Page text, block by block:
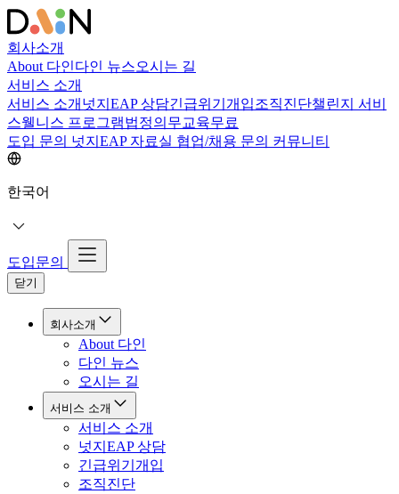
회사소개
About 다인다인 뉴스오시는 길
서비스 소개
서비스 소개 넛지EAP 상담긴급위기개입조직진단챌린지 서비
스웰니스 프로그램법정의무교육무료
도입 문의 넛지EAP 자료실 협업/채용 문의 커뮤니티
한국어
도입문의
닫기
회사소개
About 다인
다인 뉴스
오시는 길
서비스 소개
서비스 소개
넛지EAP 상담
긴급위기개입
조직진단